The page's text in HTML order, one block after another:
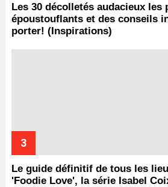
Les 30 décolletés audacieux les
époustouflants et des conseils
porter! (Inspirations)
Le guide définitif de tous les
'Foodie Love', la série Isabel